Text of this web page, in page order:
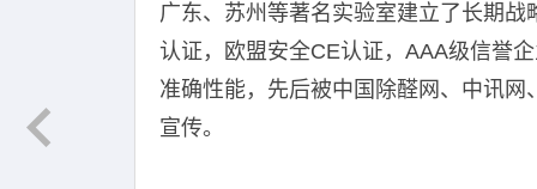
广东、苏州等著名实验室建立了长期
认证，欧盟安全CE认证，AAA级信誉
准确性能，先后被中国除醛网、中讯
宣传。